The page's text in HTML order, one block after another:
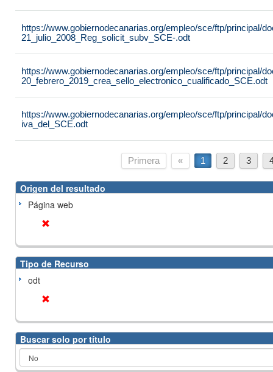
https://www.gobiernodecanarias.org/empleo/sce/ftp/principal/
21_julio_2008_Reg_solicit_subv_SCE-.odt
https://www.gobiernodecanarias.org/empleo/sce/ftp/principal/
20_febrero_2019_crea_sello_electronico_cualificado_SCE.odt
https://www.gobiernodecanarias.org/empleo/sce/ftp/principal/
iva_del_SCE.odt
Primera « 1 2 3
Origen del resultado
Página web
Tipo de Recurso
odt
Buscar solo por título